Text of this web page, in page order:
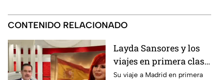
CONTENIDO RELACIONADO
Layda Sansores y los
viajes en primera clase
que reavivan el debate
Su viaje a Madrid en primera